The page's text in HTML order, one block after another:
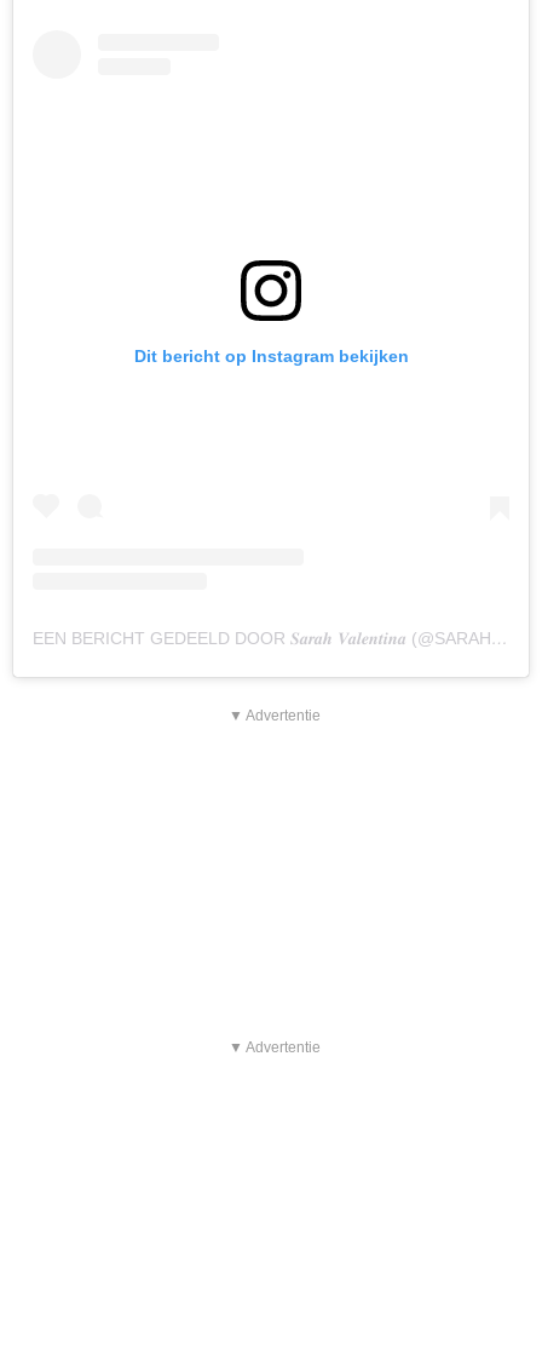
Dit bericht op Instagram bekijken
EEN BERICHT GEDEELD DOOR 𝑺𝒂𝒓𝒂𝒉 𝑽𝒂𝒍𝒆𝒏𝒕𝒊𝒏𝒂 (@SARAHVANSOELEN)
▼ Advertentie
▼ Advertentie